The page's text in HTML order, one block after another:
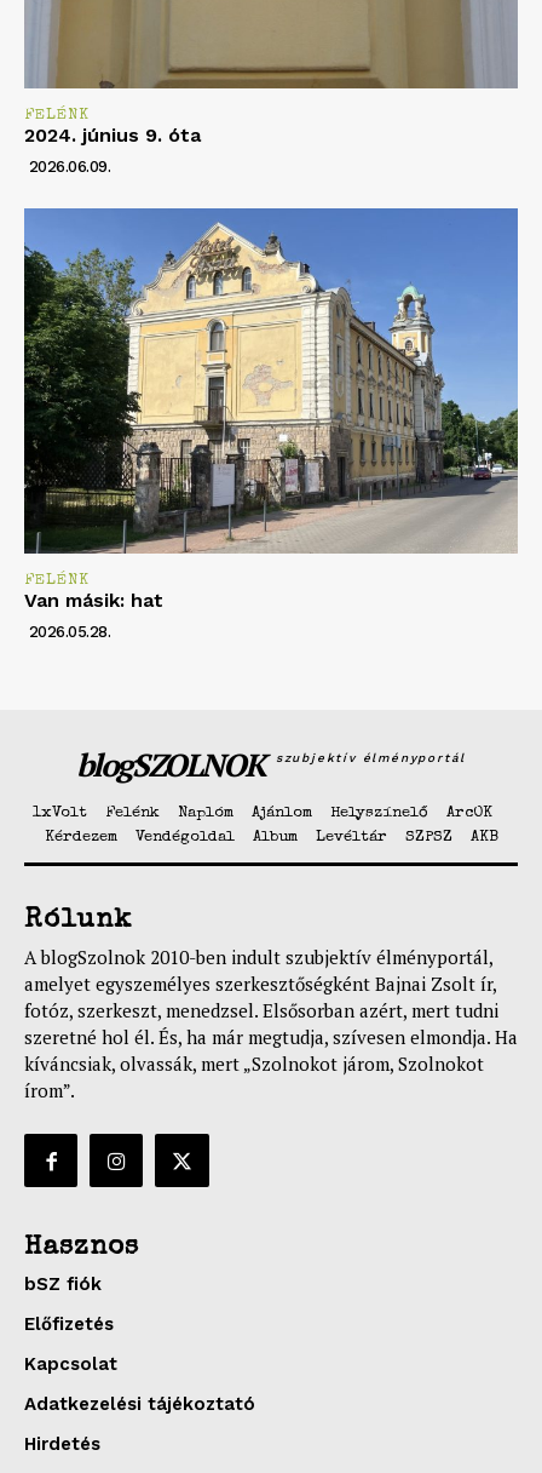
FELÉNK
2024. június 9. óta
2026.06.09.
FELÉNK
Van másik: hat
2026.05.28.
blogSZOLNOK szubjektív élményportál
1xVolt Felénk Naplóm Ajánlom Helyszínelő
ArcOK
Kérdezem
Vendégoldal Album Levéltár SZPSZ AKB
Rólunk
A blogSzolnok 2010-ben indult szubjektív élményportál,
amelyet egyszemélyes szerkesztőségként Bajnai Zsolt ír,
fotóz, szerkeszt, menedzsel. Elsősorban azért, mert tudni
szeretné hol él. És, ha már megtudja, szívesen elmondja. Ha
kíváncsiak, olvassák, mert „Szolnokot járom, Szolnokot
írom”.
Hasznos
bSZ fiók
Előfizetés
Kapcsolat
Adatkezelési tájékoztató
Hirdetés